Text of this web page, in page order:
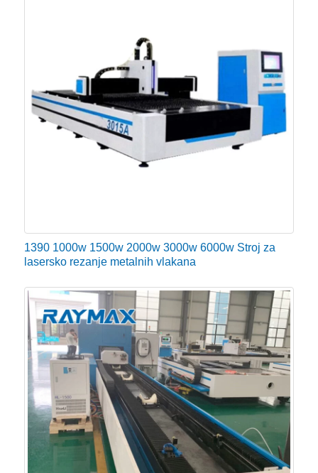
žito, tekstilnim strojevima, inženjerskim strojevima,
preciznim dijelovima, brodovima, metalurškoj opremi,
dizalima, kućanskim aparatima, zanatskim darovima,
obradi alata, dekoraciji, oglašavanje, obrada metala,
obrada kuhinja i druge proizvodne i prerađivačke
Laserski generator i laserska glava
Tanak rezni šav
Prorez laserskog rezanja obično je 0,1 Omm-0,2 Omm;
Glatka površina rezanja
Da li ima neravnina na površini rezanja laserskog
rezanja. Općenito govoreći, stroj za lasersko rezanje
lima ima nešto neravnina, uglavnom određena
debljinom rezanja i plinom. Općenito, nema neravnina
ispod 3 mm. Stroj za lasersko rezanje metala s
vlaknima ima najmanje šiljaka, površina rezanja je vrlo
1390 1000w 1500w 2000w 3000w 6000w Stroj za
lasersko rezanje metalnih vlakana